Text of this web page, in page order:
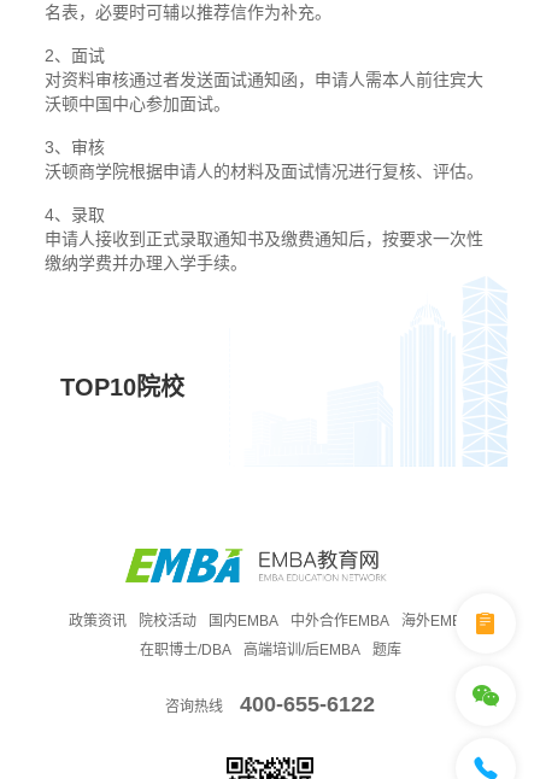
名表，必要时可辅以推荐信作为补充。
2、面试
对资料审核通过者发送面试通知函，申请人需本人前往宾大
沃顿中国中心参加面试。
3、审核
沃顿商学院根据申请人的材料及面试情况进行复核、评估。
4、录取
申请人接收到正式录取通知书及缴费通知后，按要求一次性
缴纳学费并办理入学手续。
TOP10院校
政策资讯 院校活动 国内EMBA 中外合作EMBA
海外EMBA
在职博士/DBA
高端培训/后EMBA 题库
咨询热线 400-655-6122